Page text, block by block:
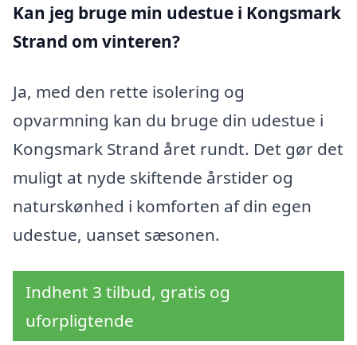
Kan jeg bruge min udestue i Kongsmark
Strand om vinteren?
Ja, med den rette isolering og
opvarmning kan du bruge din udestue i
Kongsmark Strand året rundt. Det gør det
muligt at nyde skiftende årstider og
naturskønhed i komforten af din egen
udestue, uanset sæsonen.
Indhent 3 tilbud, gratis og
uforpligtende